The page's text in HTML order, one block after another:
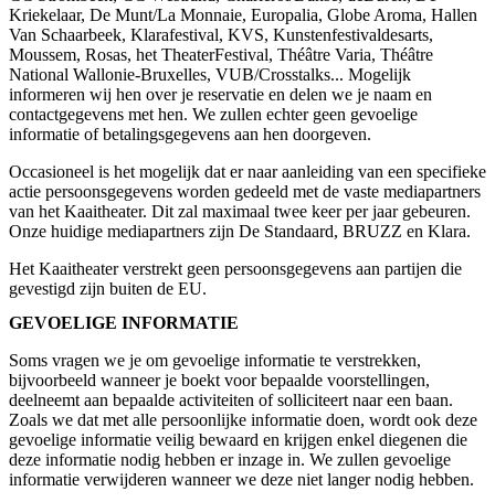
Kriekelaar, De Munt/La Monnaie, Europalia, Globe Aroma, Hallen
Van Schaarbeek, Klarafestival, KVS, Kunstenfestivaldesarts,
Moussem, Rosas, het TheaterFestival, Théâtre Varia, Théâtre
National Wallonie-Bruxelles, VUB/Crosstalks... Mogelijk
informeren wij hen over je reservatie en delen we je naam en
contactgegevens met hen. We zullen echter geen gevoelige
informatie of betalingsgegevens aan hen doorgeven.
Occasioneel is het mogelijk dat er naar aanleiding van een specifieke
actie persoonsgegevens worden gedeeld met de vaste mediapartners
van het Kaaitheater. Dit zal maximaal twee keer per jaar gebeuren.
Onze huidige mediapartners zijn De Standaard, BRUZZ en Klara.
Het Kaaitheater verstrekt geen persoonsgegevens aan partijen die
gevestigd zijn buiten de EU.
GEVOELIGE INFORMATIE
Soms vragen we je om gevoelige informatie te verstrekken,
bijvoorbeeld wanneer je boekt voor bepaalde voorstellingen,
deelneemt aan bepaalde activiteiten of solliciteert naar een baan.
Zoals we dat met alle persoonlijke informatie doen, wordt ook deze
gevoelige informatie veilig bewaard en krijgen enkel diegenen die
deze informatie nodig hebben er inzage in. We zullen gevoelige
informatie verwijderen wanneer we deze niet langer nodig hebben.